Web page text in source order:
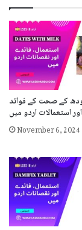
کے صحت کے فوائد
اور استعمالات اردو میں
November 6, 2024